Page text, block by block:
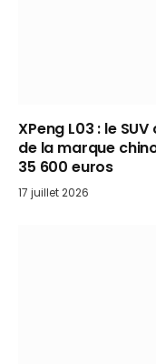
XPeng L03 : le
de la marque
35 600 euros
17 juillet 2026